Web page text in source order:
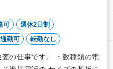
可
週休2日制
勤可 転勤なし
の仕事です。 ・数種類の電